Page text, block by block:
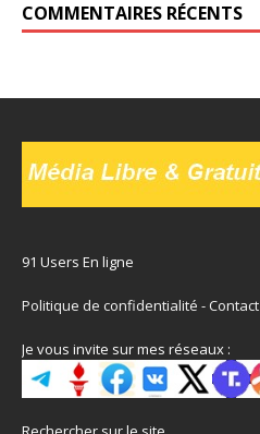
COMMENTAIRES RÉCENTS
91 Users En ligne
Politique de confidentialité -Contact
Je vous invite sur mes réseaux :